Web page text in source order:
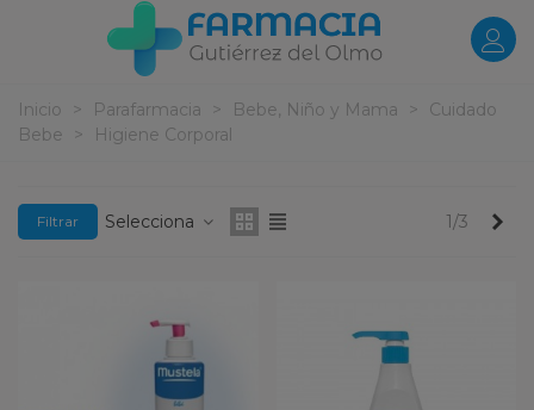
Inicio > Parafarmacia > Bebe, Niño y Mama >
Cuidado
Bebe
> Higiene Corporal
Filtrar Selecciona 1/3